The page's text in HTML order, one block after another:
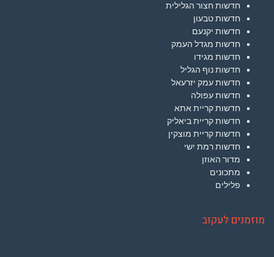
חדשות חצור הגלילית
חדשות טבעון
חדשות יקנעם
חדשות מגדל העמק
חדשות מגידו
חדשות נוף הגליל
חדשות עמק יזרעאל
חדשות עפולה
חדשות קריית אתא
חדשות קריית ביאליק
חדשות קריית מוצקין
חדשות רמת ישי
מדור האוזן
מתכונים
פלילים
מוזמנים לעקוב